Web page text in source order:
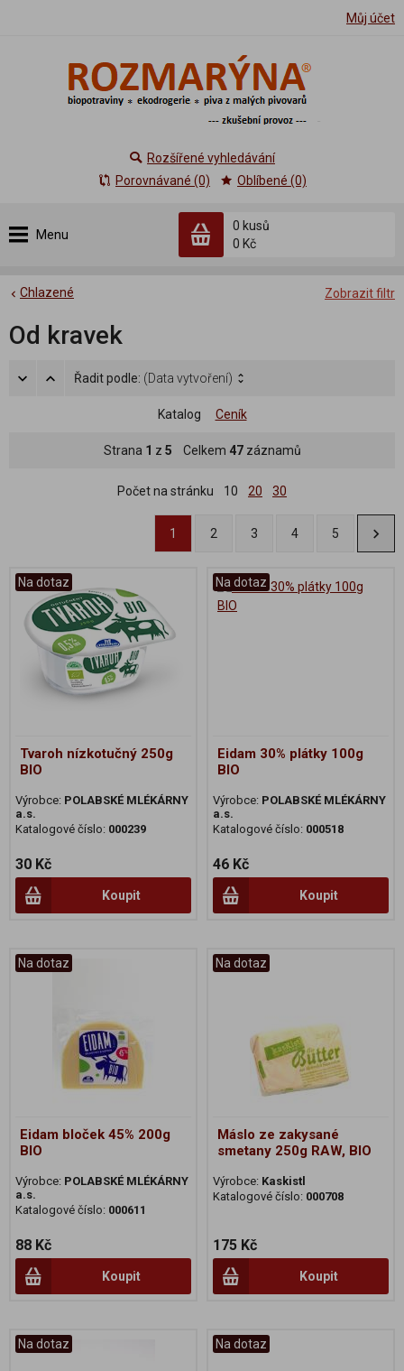
Můj účet
Menu
0 kusů
0 Kč
Rozšířené vyhledávání
Porovnávané (0)
Oblíbené (0)
Zobrazit filtr
Chlazené
Od kravek
Řadit podle: (Data vytvoření)
Katalog Ceník
Strana 1 z 5 Celkem 47záznamů
Počet na stránku 10 20 30
1 2 3 4 5
Na dotaz
Tvaroh nízkotučný 250g
BIO
Výrobce: POLABSKÉ MLÉKÁRNY
a.s.
Katalogové číslo: 000239
30 Kč
Koupit
Na dotaz
Eidam 30% plátky 100g
BIO
Výrobce: POLABSKÉ MLÉKÁRNY
a.s.
Katalogové číslo: 000518
46 Kč
Koupit
Na dotaz
Eidam bloček 45% 200g
BIO
Výrobce: POLABSKÉ MLÉKÁRNY
a.s.
Katalogové číslo: 000611
88 Kč
Koupit
Na dotaz
Máslo ze zakysané
smetany 250g RAW, BIO
Výrobce: Kaskistl
Katalogové číslo: 000708
175 Kč
Koupit
Na dotaz Na dotaz